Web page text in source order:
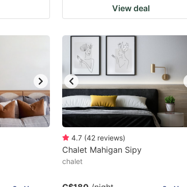
View deal
4.7 (42 reviews)
Chalet Mahigan Sipy
chalet